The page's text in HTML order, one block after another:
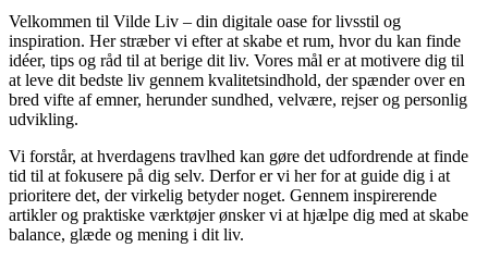
Velkommen til Vilde Liv – din digitale oase for livsstil og
inspiration. Her stræber vi efter at skabe et rum, hvor du kan finde
idéer, tips og råd til at berige dit liv. Vores mål er at motivere dig til
at leve dit bedste liv gennem kvalitetsindhold, der spænder over en
bred vifte af emner, herunder sundhed, velvære, rejser og personlig
udvikling.
Vi forstår, at hverdagens travlhed kan gøre det udfordrende at finde
tid til at fokusere på dig selv. Derfor er vi her for at guide dig i at
prioritere det, der virkelig betyder noget. Gennem inspirerende
artikler og praktiske værktøjer ønsker vi at hjælpe dig med at skabe
balance, glæde og mening i dit liv.